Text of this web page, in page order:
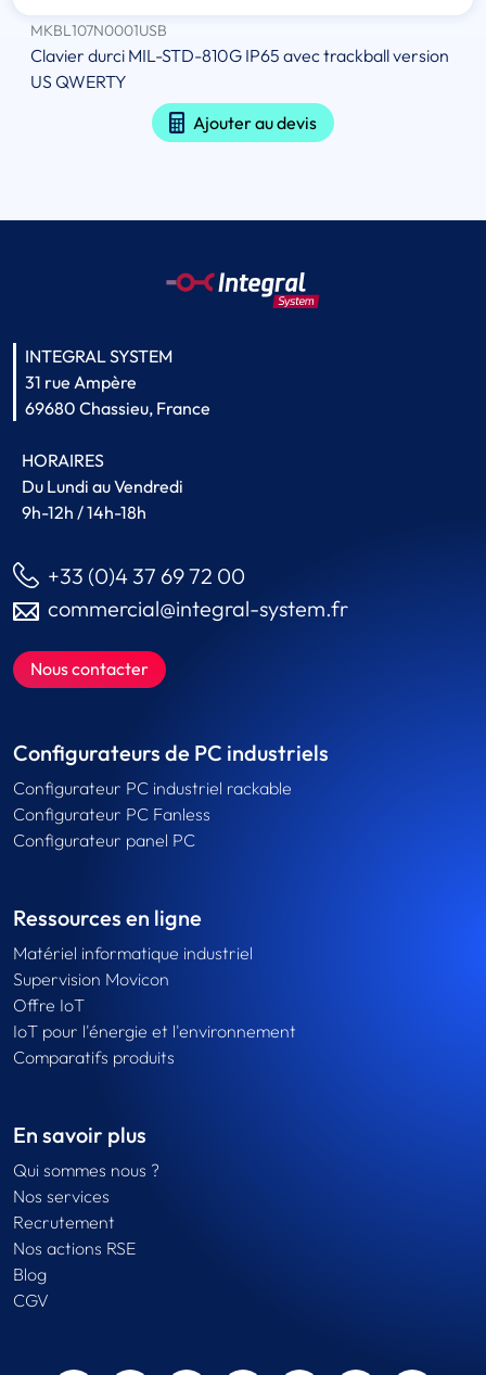
MKBL107N0001USB
Clavier durci MIL-STD-810G IP65 avec trackball version
US QWERTY
Ajouter au devis
INTEGRAL SYSTEM
31 rue Ampère
69680 Chassieu, France
HORAIRES
Du Lundi au Vendredi
9h-12h / 14h-18h
+33 (0)4 37 69 72 00
commercial@integral-system.fr
Nous contacter
Configurateurs de PC industriels
Configurateur PC industriel rackable
Configurateur PC Fanless
Configurateur panel PC
Ressources en ligne
Matériel informatique industriel
Supervision Movicon
Offre IoT
IoT pour l'énergie et l'environnement
Comparatifs produits
En savoir plus
Qui sommes nous ?
Nos services
Recrutement
Nos actions RSE
Blog
CGV